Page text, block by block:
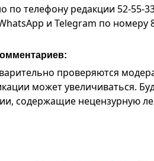
по телефону редакции 52-55-
и Telegram по номеру 8
проверяются
может увеличиваться.
содержащие нецензурную